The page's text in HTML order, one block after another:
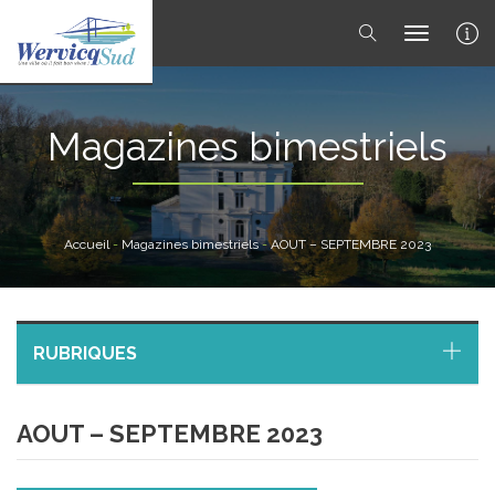
toggle
Magazines bimestriels
Accueil - Magazines bimestriels - AOUT – SEPTEMBRE 2023
AOUT – SEPTEMBRE 2023
RUBRIQUES